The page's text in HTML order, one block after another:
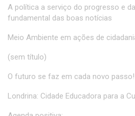
A política a serviço do progresso e
fundamental das boas notícias
Meio Ambiente em ações de
(sem título)
O futuro se faz em cada novo passo!
Londrina: Cidade Educadora para a